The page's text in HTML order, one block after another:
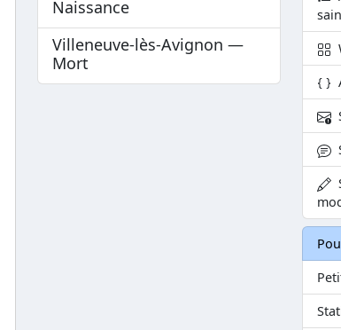
Naissance
Villeneuve-lès-Avignon —
Mort